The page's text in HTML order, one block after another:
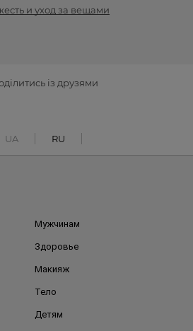
и уход за вещами
із друзями
UA RU
Мужчинам
Здоровье
Макияж
Тело
Детям